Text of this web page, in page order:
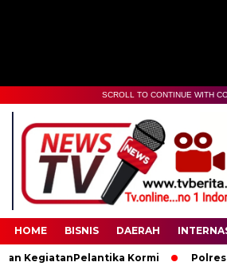
00:00
SCROLL TO CONTINUE WITH
HOME BISNIS DAERAH
Kormi Polres Binjai